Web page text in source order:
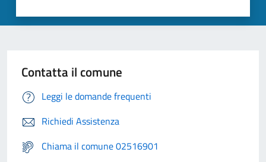
Contatta il comune
Leggi le domande frequenti
Richiedi Assistenza
Chiama il comune 02516901